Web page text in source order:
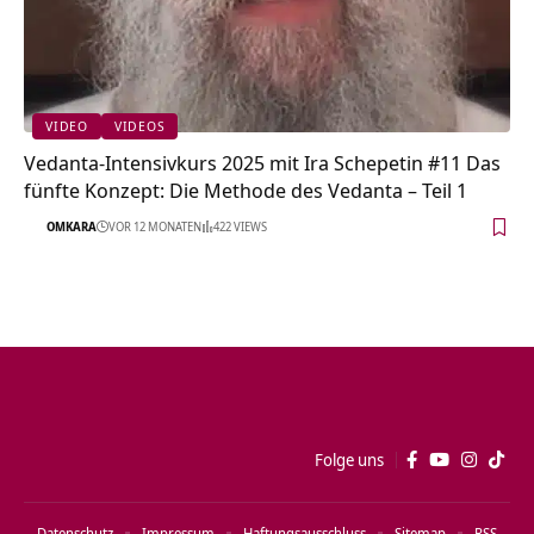
VIDEO VIDEOS
Vedanta-Intensivkurs 2025 mit Ira Schepetin #11 Das
fünfte Konzept: Die Methode des Vedanta – Teil 1
OMKARA VOR 12 MONATEN 422 VIEWS
Folge uns